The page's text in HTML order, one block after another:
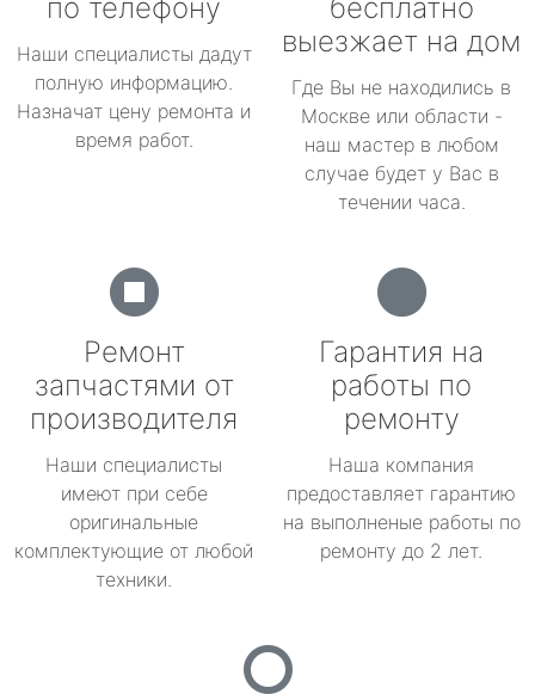
по телефону
Наши специалисты дадут
полную информацию.
Назначат цену ремонта и
время работ.
бесплатно
выезжает на дом
Где Вы не находились в
Москве или области -
наш мастер в любом
случае будет у Вас в
течении часа.
Ремонт
запчастями от
производителя
Наши специалисты
имеют при себе
оригинальные
комплектующие от любой
техники.
Гарантия на
работы по
ремонту
Наша компания
предоставляет гарантию
на выполненые работы по
ремонту до 2 лет.